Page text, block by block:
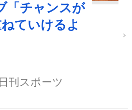
「チャンスが
ていけるよ
日刊スポーツ